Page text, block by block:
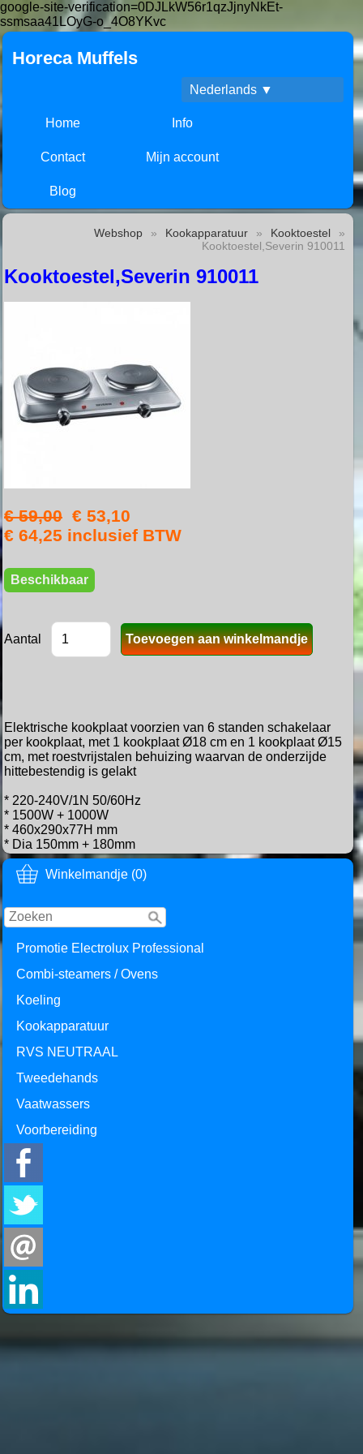
google-site-verification=0DJLkW56r1qzJjnyNkEt-
ssmsaa41LOyG-o_4O8YKvc
Horeca Muffels
Nederlands ▼
Home Info
Contact Mijn account
Blog
Winkelmandje (0)
Promotie Electrolux Professional
Combi-steamers / Ovens
Koeling
Kookapparatuur
RVS NEUTRAAL
Tweedehands
Vaatwassers
Voorbereiding
Webshop » Kookapparatuur » Kooktoestel
»
Kooktoestel,Severin 910011
Kooktoestel,Severin 910011
€ 59,00 € 53,10
€ 64,25 inclusief BTW
Beschikbaar
Aantal
Elektrische kookplaat voorzien van 6 standen schakelaar
per kookplaat, met 1 kookplaat Ø18 cm en 1 kookplaat Ø15
cm, met roestvrijstalen behuizing waarvan de onderzijde
hittebestendig is gelakt
* 220-240V/1N 50/60Hz
* 1500W + 1000W
* 460x290x77H mm
* Dia 150mm + 180mm